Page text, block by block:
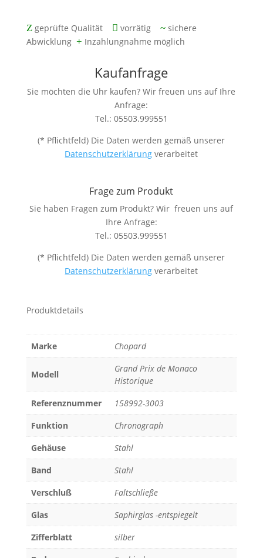
Zgeprüfte Qualität  vorrätig ~sichere
Abwicklung + Inzahlungnahme möglich
Kaufanfrage
Sie möchten die Uhr kaufen? Wir freuen uns auf Ihre
Anfrage:
Tel.: 05503.999551
(* Pflichtfeld) Die Daten werden gemäß unserer
Datenschutzerklärung verarbeitet
Frage zum Produkt
Sie haben Fragen zum Produkt? Wir freuen uns auf
Ihre Anfrage:
Tel.: 05503.999551
(* Pflichtfeld) Die Daten werden gemäß unserer
Datenschutzerklärung verarbeitet
Produktdetails
Marke Chopard
Modell
Grand Prix de Monaco
Historique
Referenznummer
158992-3003
Funktion
Chronograph
Gehäuse
Stahl
Band
Stahl
Verschluß
Faltschließe
Glas
Saphirglas -entspiegelt
Zifferblatt
silber